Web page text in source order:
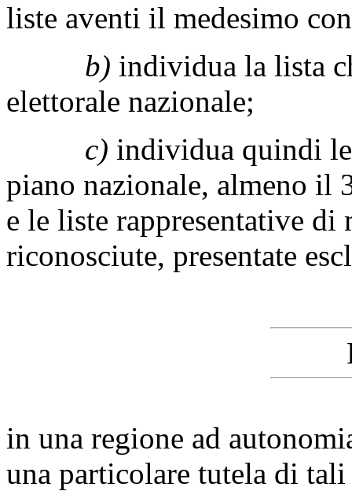
liste aventi il medesimo
b) individua la lista
elettorale nazionale;
c) individua quindi
piano nazionale, almeno il
e le liste rappresentative
riconosciute, presentate
in una regione ad
una particolare tutela di